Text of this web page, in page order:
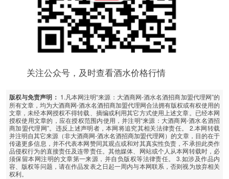
关注公众号，及时查看酒水价格行情
版权与免责声明： 1.凡本网注明“来源：大酒商网-酒水名酒招商加盟代理网”的
所有文章，均为大酒商网-酒水名酒招商加盟代理网合法拥有版权或有权使用的
文章，未经本网授权不得转载、摘编或利用其它方式使用上述文章。已经本网
授权使用文章的，应在授权范围内使用，并注明“来源：大酒商网-酒水名酒招
商加盟代理网”。违反上述声明者，本网将追究其相关法律责任。 2.本网转载
并注明自其它来源（非大酒商网-酒水名酒招商加盟代理网）的文章，目的在于
传递更多信息，并不代表本网赞同其观点或和对其真实性负责，不承担此类作
品侵权行为的直接责任及连带责任。其他媒体、网站或个人从本网转载时，必
须保留本网注明的文章第一来源，并自负版权等法律责任。 3.如涉及作品内
容、版权等问题，请在作品发表之日起一周内与本网联系，否则视为放弃相关
权利。